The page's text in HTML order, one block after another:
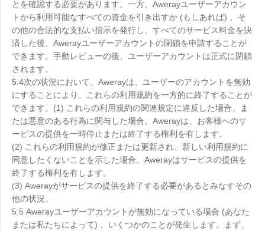
とを確認する必要があります。一方、Awerayユーザーアカウン
トから利用可能なすべての資金を引き出すか (もしあれば) 、そ
の他の合法的な支払い指示を発行し、すべてのサービス料金を決
済した後、Awerayユーザーアカウントの閉鎖を申請することが
できます。手動レビューの後、ユーザーアカウントは正式に閉鎖
されます。
5.4次の状況において、Awerayは、ユーザーのアカウントを無効
にすることにより、これらの利用規約を一方的に終了することが
できます。(1) これらの利用規約の関連規定に違反した場合、ま
たは悪意のある行為に関与した場合、Awerayは、お客様へのサ
ービスの提供を一時停止または終了する権利を有します。
(2) これらの利用規約が修正または更新され、新しい利用規約に
同意したくないことを示した場合、Awerayはサービスの提供を
終了する権利を有します。
(3) Awerayがサービスの提供を終了する必要があるとみなすその
他の状況。
5.5 Awerayユーザーアカウントが無効になっている場合 (あなた
または私たちによって) 、いくつかのことが発生します。まず、